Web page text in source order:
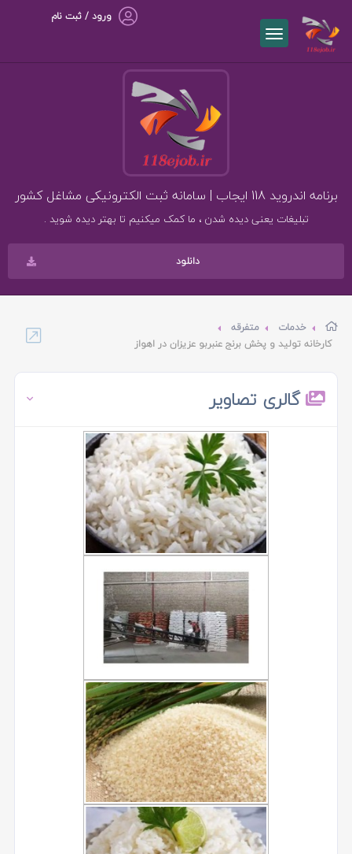
ورود / ثبت نام
برنامه اندروید 118 ایجاب | سامانه ثبت الکترونیکی مشاغل کشور
تبلیغات یعنی دیده شدن ، ما کمک میکنیم تا بهتر دیده شوید .
دانلود
خدمات
متفرقه
کارخانه تولید و پخش برنج عنبربو عزیزان در اهواز
گالری تصاویر